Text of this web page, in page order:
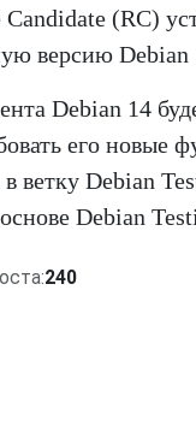
Candidate (RC)
версию Debian
Debian 14
его новые
ветку Debian
Debian
240